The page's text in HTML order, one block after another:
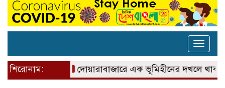
Toggle
শিরোনাম: দোয়ারাবাজারে এক ভূমিহীনের দখলে থাকা